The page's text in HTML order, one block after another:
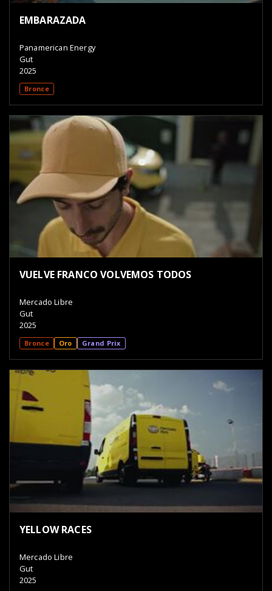
EMBARAZADA
Panamerican Energy
Gut
2025
Bronce
VUELVE FRANCO VOLVEMOS TODOS
Mercado Libre
Gut
2025
Bronce Oro Grand Prix
YELLOW RACES
Mercado Libre
Gut
2025